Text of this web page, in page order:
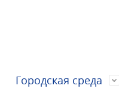
Городская среда